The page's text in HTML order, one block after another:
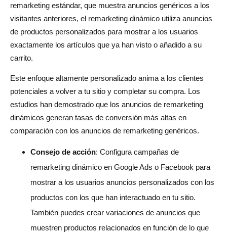
remarketing estándar, que muestra anuncios genéricos a los
visitantes anteriores, el remarketing dinámico utiliza anuncios
de productos personalizados para mostrar a los usuarios
exactamente los artículos que ya han visto o añadido a su
carrito.
Este enfoque altamente personalizado anima a los clientes
potenciales a volver a tu sitio y completar su compra. Los
estudios han demostrado que los anuncios de remarketing
dinámicos generan tasas de conversión más altas en
comparación con los anuncios de remarketing genéricos.
Consejo de acción: Configura campañas de
remarketing dinámico en Google Ads o Facebook para
mostrar a los usuarios anuncios personalizados con los
productos con los que han interactuado en tu sitio.
También puedes crear variaciones de anuncios que
muestren productos relacionados en función de lo que